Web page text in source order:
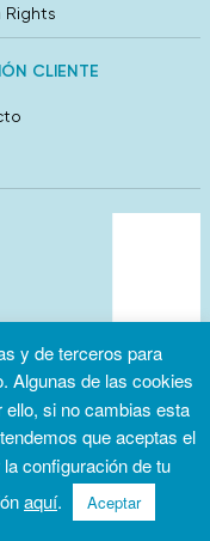
Rights
CLIENTE
y de terceros para
Algunas de las cookies
si no cambias esta
que aceptas el
configuración de tu
aquí. Aceptar